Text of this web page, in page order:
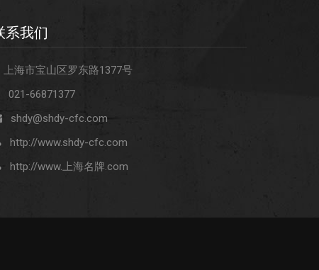
系我们
上海市宝山区罗东路1377号
021-66871377
shdy@shdy-cfc.com
http://www.shdy-cfc.com
http://www.上海名牌.com